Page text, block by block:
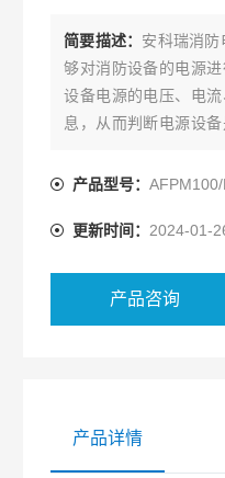
简要描述： 安科瑞消
够对消防设备的电源
设备电源的电压、电
息，从而判断电源设
警、记录的监控系统。
产品型号：AFPM100/
更新时间： 2024-01-
产品咨询
产品详情